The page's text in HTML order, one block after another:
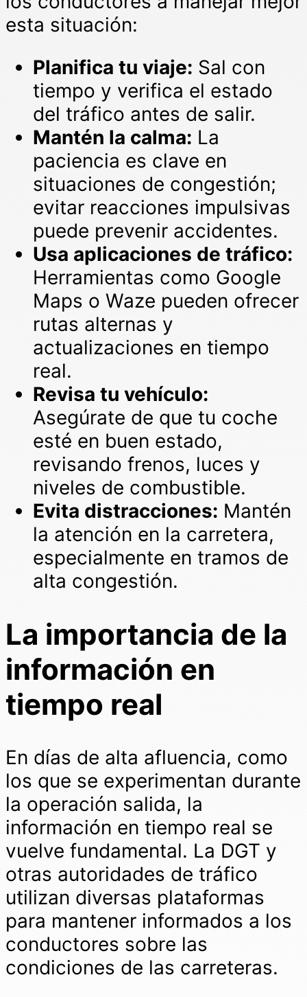
esta situación:
Planifica tu viaje: Sal con
tiempo y verifica el estado
del tráfico antes de salir.
Mantén la calma: La
paciencia es clave en
situaciones de congestión;
evitar reacciones impulsivas
puede prevenir accidentes.
Usa aplicaciones de tráfico:
Herramientas como Google
Maps o Waze pueden ofrecer
rutas alternas y
actualizaciones en tiempo
real.
Revisa tu vehículo:
Asegúrate de que tu coche
esté en buen estado,
revisando frenos, luces y
niveles de combustible.
Evita distracciones: Mantén
la atención en la carretera,
especialmente en tramos de
alta congestión.
La importancia de la
información en
tiempo real
En días de alta afluencia, como
los que se experimentan durante
la operación salida, la
información en tiempo real se
vuelve fundamental. La DGT y
otras autoridades de tráfico
utilizan diversas plataformas
para mantener informados a los
conductores sobre las
condiciones de las carreteras.